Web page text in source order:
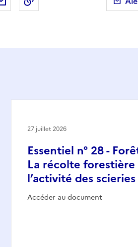
Essentiel n° 28 -
La récolte
l’activité des
Accéder au document
27 juillet 2026